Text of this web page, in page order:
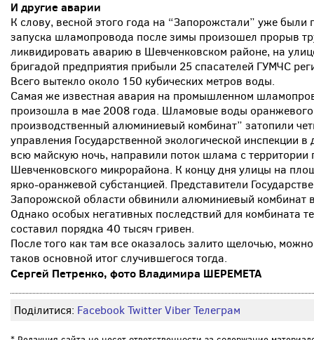
И другие аварии
К слову, весной этого года на “Запорожстали” уже
запуска шламопровода после зимы произошел прорыв
ликвидировать аварию в Шевченковском районе, на
бригадой предприятия прибыли 25 спасателей ГУМЧС
Всего вытекло около 150 кубических метров воды.
Самая же известная авария на промышленном
произошла в мае 2008 года. Шламовые воды
производственный алюминиевый комбинат” затопили
управления Государственной экологической
всю майскую ночь, направили поток шлама с территории
Шевченковского микрорайона. К концу дня улицы на
ярко-оранжевой субстанцией. Представители
Запорожской области обвинили алюминиевый комбинат
Однако особых негативных последствий для комбината
составил порядка 40 тысяч гривен.
После того как там все оказалось залито щелочью,
таков основной итог случившегося тогда.
Сергей Петренко, фото Владимира ШЕРЕМЕТА
Поділитися: FacebookTwitterViberТелеграм